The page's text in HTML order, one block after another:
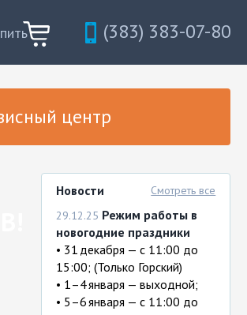
(383) 383-07-80
центр
Новости
Смотреть все
29.12.25 Режим работы в
новогодние праздники
• 31 декабря — с 11:00 до
15:00; (Только Горский)
• 1–4 января — выходной;
• 5–6 января — с 11:00 до